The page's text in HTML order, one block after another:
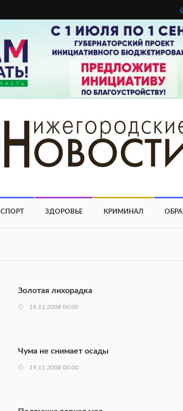
СПОРТ ЗДОРОВЬЕ КРИМИНАЛ
Золотая лихорадка
19.11.2008 00:00
Чума не снимает осады
19.11.2008 00:00